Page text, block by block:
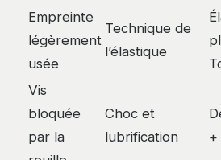
Empreinte
légèrement
usée
Technique de
l’élastique
Vis
bloquée
par la
Choc et
lubrification
+